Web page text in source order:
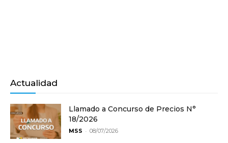
Actualidad
Llamado a Concurso de Precios N°
18/2026
MSS - 08/07/2026